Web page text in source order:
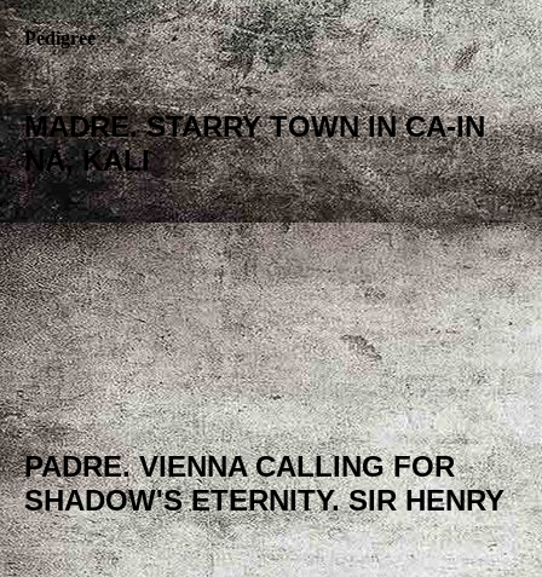
Pedigree
MADRE. STARRY TOWN IN CA-IN
NA, KALI
PADRE. VIENNA CALLING FOR
SHADOW'S ETERNITY. SIR HENRY